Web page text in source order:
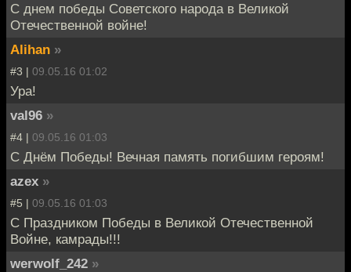
С днем победы Советского народа в Великой
Отечественной войне!
Alihan »
#3 | 09.05.16 01:02
Ура!
val96 »
#4 | 09.05.16 01:03
С Днём Победы! Вечная память погибшим героям!
azex »
#5 | 09.05.16 01:03
С Праздником Победы в Великой Отечественной
Войне, камрады!!!
werwolf_242 »